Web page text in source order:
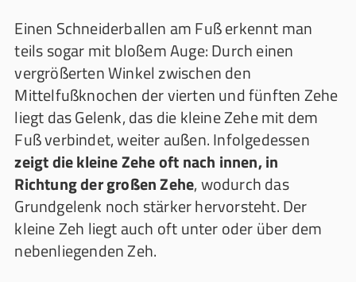
Einen Schneiderballen am Fuß erkennt man
teils sogar mit bloßem Auge: Durch einen
vergrößerten Winkel zwischen den
Mittelfußknochen der vierten und fünften Zehe
liegt das Gelenk, das die kleine Zehe mit dem
Fuß verbindet, weiter außen. Infolgedessen
zeigt die kleine Zehe oft nach innen, in
Richtung der großen Zehe, wodurch das
Grundgelenk noch stärker hervorsteht. Der
kleine Zeh liegt auch oft unter oder über dem
nebenliegenden Zeh.